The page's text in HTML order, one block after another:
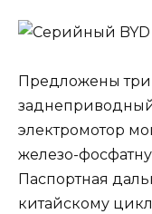
Предложены
электромотор
железо-
Паспортная
китайскому